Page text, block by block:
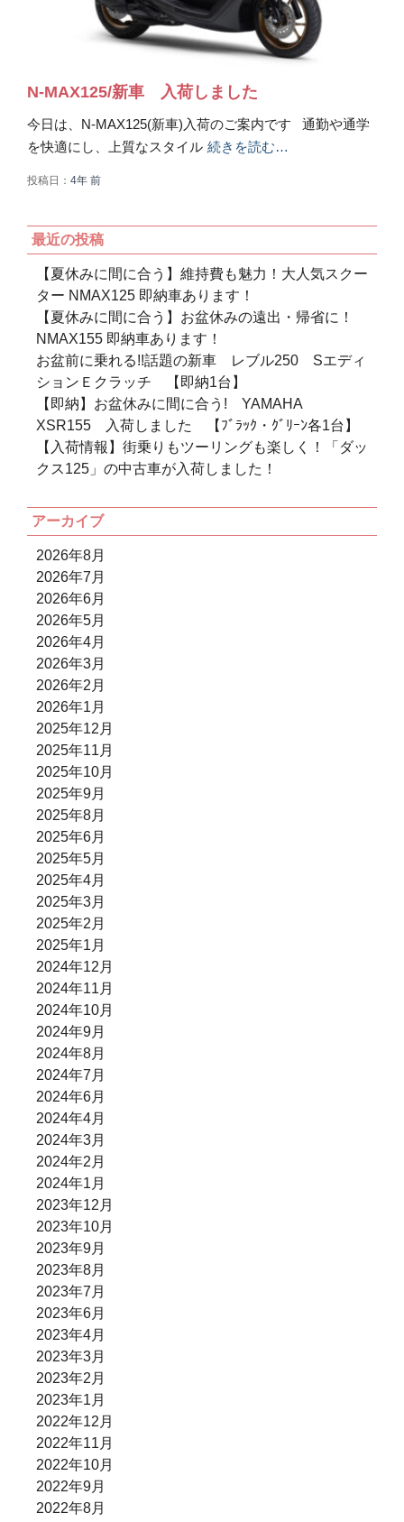
N-MAX125/新車 入荷しました
今日は、N-MAX125(新車)入荷のご案内です 通勤や通学
を快適にし、上質なスタイル 続きを読む…
投稿日： 4年 前
最近の投稿
【夏休みに間に合う】維持費も魅力！大人気スクー
ター NMAX125 即納車あります！
【夏休みに間に合う】お盆休みの遠出・帰省に！
NMAX155 即納車あります！
お盆前に乗れる!!話題の新車 レブル250 Sエディ
ションＥクラッチ 【即納1台】
【即納】お盆休みに間に合う! YAMAHA
XSR155 入荷しました 【ﾌﾞﾗｯｸ・ｸﾞﾘｰﾝ各1台】
【入荷情報】街乗りもツーリングも楽しく！「ダッ
クス125」の中古車が入荷しました！
アーカイブ
2026年8月
2026年7月
2026年6月
2026年5月
2026年4月
2026年3月
2026年2月
2026年1月
2025年12月
2025年11月
2025年10月
2025年9月
2025年8月
2025年6月
2025年5月
2025年4月
2025年3月
2025年2月
2025年1月
2024年12月
2024年11月
2024年10月
2024年9月
2024年8月
2024年7月
2024年6月
2024年4月
2024年3月
2024年2月
2024年1月
2023年12月
2023年10月
2023年9月
2023年8月
2023年7月
2023年6月
2023年4月
2023年3月
2023年2月
2023年1月
2022年12月
2022年11月
2022年10月
2022年9月
2022年8月